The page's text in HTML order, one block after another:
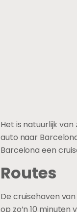
Het is natuurlijk
auto naar
Barcelona een
Routes
De cruisehaven
op zo’n 10